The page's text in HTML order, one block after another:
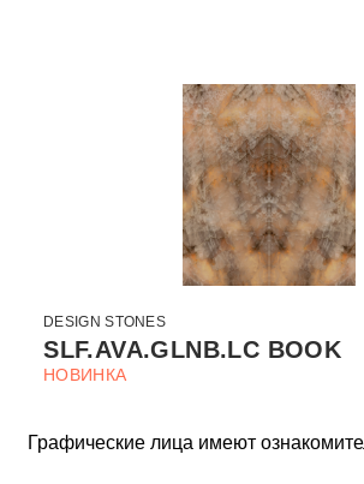
DESIGN STONES
SLF.AVA.GLNB.LC BOOK
НОВИНКА
Графические лица имеют